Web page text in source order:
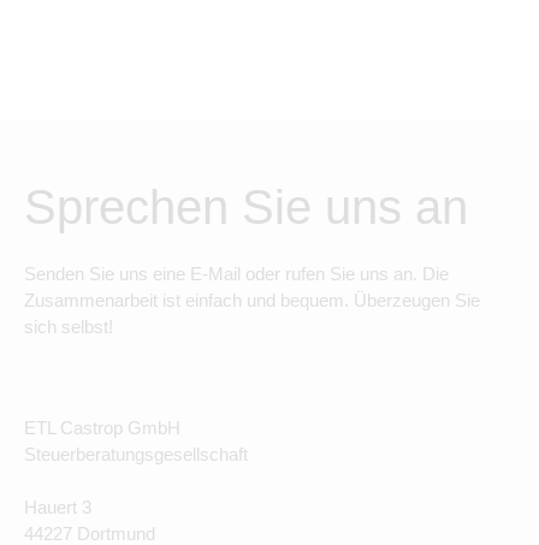
Sprechen Sie uns an
Senden Sie uns eine E-Mail oder rufen Sie uns an. Die
Zusammenarbeit ist einfach und bequem. Überzeugen Sie
sich selbst!
ETL Castrop GmbH
Steuerberatungsgesellschaft
Hauert 3
44227 Dortmund